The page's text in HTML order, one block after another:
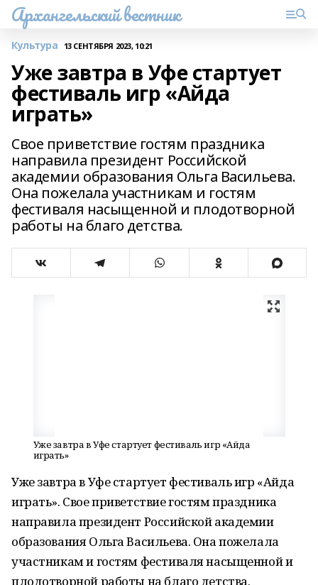
Архангельский вестник
Культура 13 СЕНТЯБРЯ 2023, 10:21
Уже завтра в Уфе стартует
фестиваль игр «Айда
играть»
Свое приветствие гостям праздника
направила президент Российской
академии образования Ольга Васильева.
Она пожелала участникам и гостям
фестиваля насыщенной и плодотворной
работы на благо детства.
Уже завтра в Уфе стартует фестиваль игр «Айда
играть»
Уже завтра в Уфе стартует фестиваль игр «Айда
играть». Свое приветствие гостям праздника
направила президент Российской академии
образования Ольга Васильева. Она пожелала
участникам и гостям фестиваля насыщенной и
плодотворной работы на благо детства.